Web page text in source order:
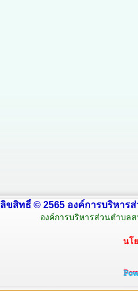
ลิขสิทธิ์ © 2565 องค์การบริหาร
องค์การบริหารส่วนตำบล
นโ